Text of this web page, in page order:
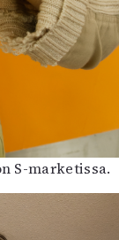
S-marketissa.